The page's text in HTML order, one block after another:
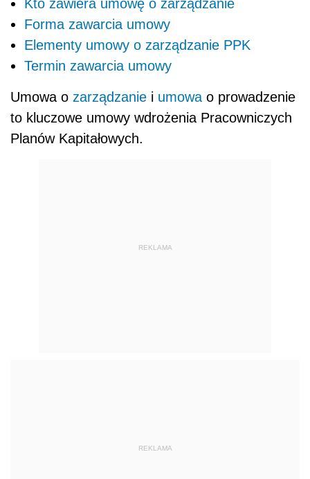
Kto zawiera umowę o zarządzanie
Forma zawarcia umowy
Elementy umowy o zarządzanie PPK
Termin zawarcia umowy
Umowa o zarządzanie i umowa o prowadzenie
to kluczowe umowy wdrożenia Pracowniczych
Planów Kapitałowych.
REKLAMA
REKLAMA